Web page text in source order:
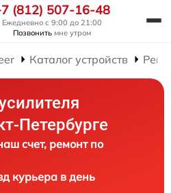
(812) 507-16-48
Ежедневно с 9:00 до 21:00
Позвонить мне утром
Каталог устройств
Петербурге
счет, ремонт по
курьера в день